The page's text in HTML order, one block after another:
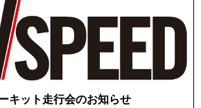
キット走行会のお知らせ